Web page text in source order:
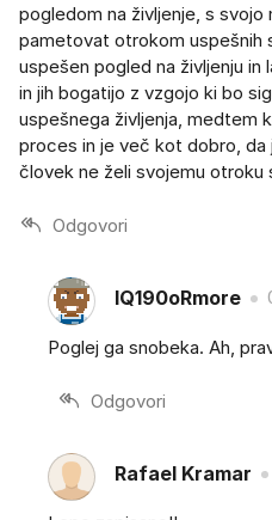
pogledom na življenje, s
pametovat otrokom uspešnih
uspešen pogled na življenju
in jih bogatijo z vzgojo ki bo
uspešnega življenja, medtem
proces in je več kot dobro, da
človek ne želi svojemu otroku
Odgovori
IQ190oRmore
Poglej ga snobeka. Ah,
Odgovori
Rafael Kramar